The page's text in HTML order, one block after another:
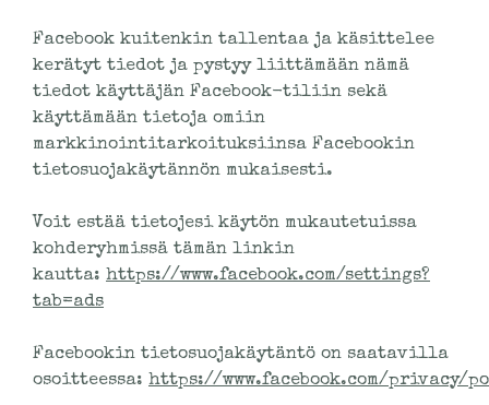
Facebook kuitenkin tallentaa ja käsittelee
kerätyt tiedot ja pystyy liittämään nämä
tiedot käyttäjän Facebook-tiliin sekä
käyttämään tietoja omiin
markkinointitarkoituksiinsa Facebookin
tietosuojakäytännön mukaisesti.
Voit estää tietojesi käytön mukautetuissa
kohderyhmissä tämän linkin
kautta: https://www.facebook.com/settings?
tab=ads
Facebookin tietosuojakäytäntö on saatavilla
osoitteessa: https://www.facebook.com/privacy/